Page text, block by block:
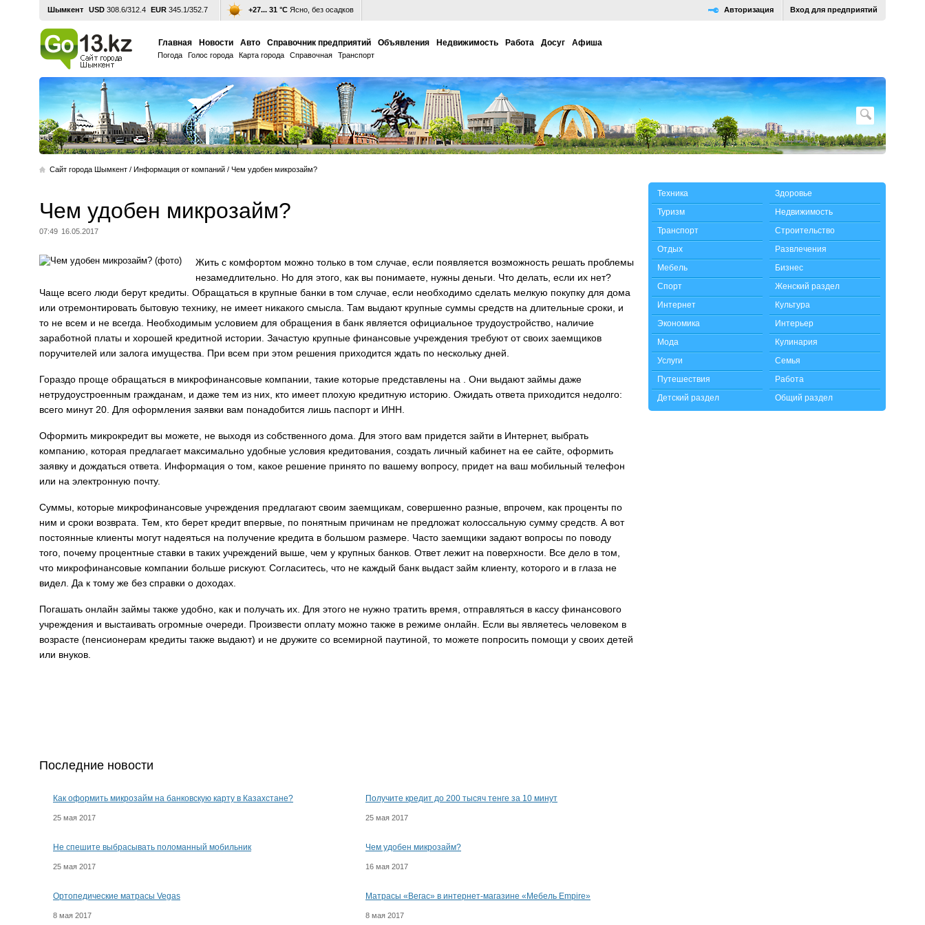
Шымкент USD 308.6/312.4 EUR 345.1/352.7 +27... 31 °С Ясно, без осадков Вход для предприятий
Авторизация
Главная Новости Авто Справочник предприятий Объявления Недвижимость Работа Досуг Афиша
Погода Голос города Карта города Справочная Транспорт
Cайт города Шымкент / Информация от компаний / Чем удобен микрозайм?
Чем удобен микрозайм?
07:49 16.05.2017
Жить с комфортом можно только в том случае, если появляется возможность решать проблемы
незамедлительно. Но для этого, как вы понимаете, нужны деньги. Что делать, если их нет?
Чаще всего люди берут кредиты. Обращаться в крупные банки в том случае, если необходимо сделать мелкую покупку для дома
или отремонтировать бытовую технику, не имеет никакого смысла. Там выдают крупные суммы средств на длительные сроки, и
то не всем и не всегда. Необходимым условием для обращения в банк является официальное трудоустройство, наличие
заработной платы и хорошей кредитной истории. Зачастую крупные финансовые учреждения требуют от своих заемщиков
поручителей или залога имущества. При всем при этом решения приходится ждать по нескольку дней.
Гораздо проще обращаться в микрофинансовые компании, такие которые представлены на . Они выдают займы даже
нетрудоустроенным гражданам, и даже тем из них, кто имеет плохую кредитную историю. Ожидать ответа приходится недолго:
всего минут 20. Для оформления заявки вам понадобится лишь паспорт и ИНН.
Оформить микрокредит вы можете, не выходя из собственного дома. Для этого вам придется зайти в Интернет, выбрать
компанию, которая предлагает максимально удобные условия кредитования, создать личный кабинет на ее сайте, оформить
заявку и дождаться ответа. Информация о том, какое решение принято по вашему вопросу, придет на ваш мобильный телефон
или на электронную почту.
Суммы, которые микрофинансовые учреждения предлагают своим заемщикам, совершенно разные, впрочем, как проценты по
ним и сроки возврата. Тем, кто берет кредит впервые, по понятным причинам не предложат колоссальную сумму средств. А вот
постоянные клиенты могут надеяться на получение кредита в большом размере. Часто заемщики задают вопросы по поводу
того, почему процентные ставки в таких учреждений выше, чем у крупных банков. Ответ лежит на поверхности. Все дело в том,
что микрофинансовые компании больше рискуют. Согласитесь, что не каждый банк выдаст займ клиенту, которого и в глаза не
видел. Да к тому же без справки о доходах.
Погашать онлайн займы также удобно, как и получать их. Для этого не нужно тратить время, отправляться в кассу финансового
учреждения и выстаивать огромные очереди. Произвести оплату можно также в режиме онлайн. Если вы являетесь человеком в
возрасте (пенсионерам кредиты также выдают) и не дружите со всемирной паутиной, то можете попросить помощи у своих детей
или внуков.
Последние новости
Как оформить микрозайм на банковскую карту в Казахстане?
25 мая 2017
Получите кредит до 200 тысяч тенге за 10 минут
25 мая 2017
Не спешите выбрасывать поломанный мобильник
25 мая 2017
Чем удобен микрозайм?
16 мая 2017
Ортопедические матрасы Vegas
8 мая 2017
Матрасы «Вегас» в интернет-магазине «Мебель Empire»
8 мая 2017
Техника
Туризм
Транспорт
Отдых
Мебель
Спорт
Интернет
Экономика
Мода
Услуги
Путешествия
Детский раздел
Здоровье
Недвижимость
Строительство
Развлечения
Бизнес
Женский раздел
Культура
Интерьер
Кулинария
Семья
Работа
Общий раздел